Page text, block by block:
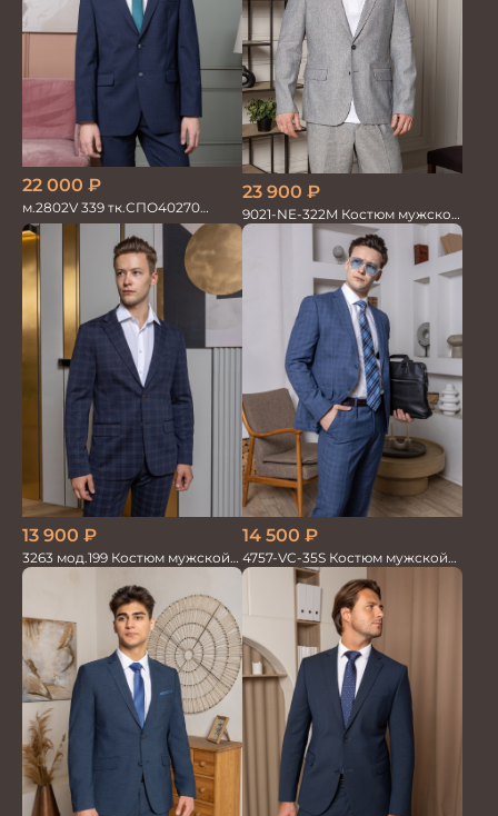
22 000 ₽
м.2802V 339 тк.СПО40270
Костюм мужской
23 900 ₽
9021-NE-322M Костюм мужской
двойка хлопок, лен
13 900 ₽
3263 мод.199 Костюм мужской
трикотажный т.син в клетку
14 500 ₽
4757-VC-35S Костюм мужской
двойка